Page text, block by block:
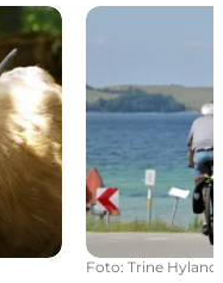
im Fjordlandet
Foto: Trine